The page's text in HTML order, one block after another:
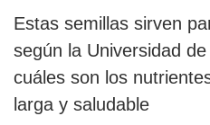
Estas semillas sirven
según la Universidad
cuáles son los
larga y saludable